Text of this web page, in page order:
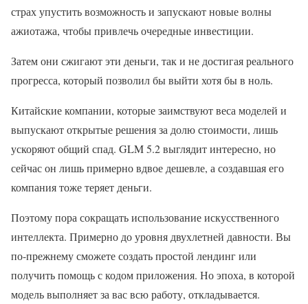
страх упустить возможность и запускают новые волны
ажиотажа, чтобы привлечь очередные инвестиции.
Затем они сжигают эти деньги, так и не достигая реального
прогресса, который позволил бы выйти хотя бы в ноль.
Китайские компании, которые заимствуют веса моделей и
выпускают открытые решения за долю стоимости, лишь
ускоряют общий спад. GLM 5.2 выглядит интересно, но
сейчас он лишь примерно вдвое дешевле, а создавшая его
компания тоже теряет деньги.
Поэтому пора сокращать использование искусственного
интеллекта. Примерно до уровня двухлетней давности. Вы
по-прежнему сможете создать простой лендинг или
получить помощь с кодом приложения. Но эпоха, в которой
модель выполняет за вас всю работу, откладывается.